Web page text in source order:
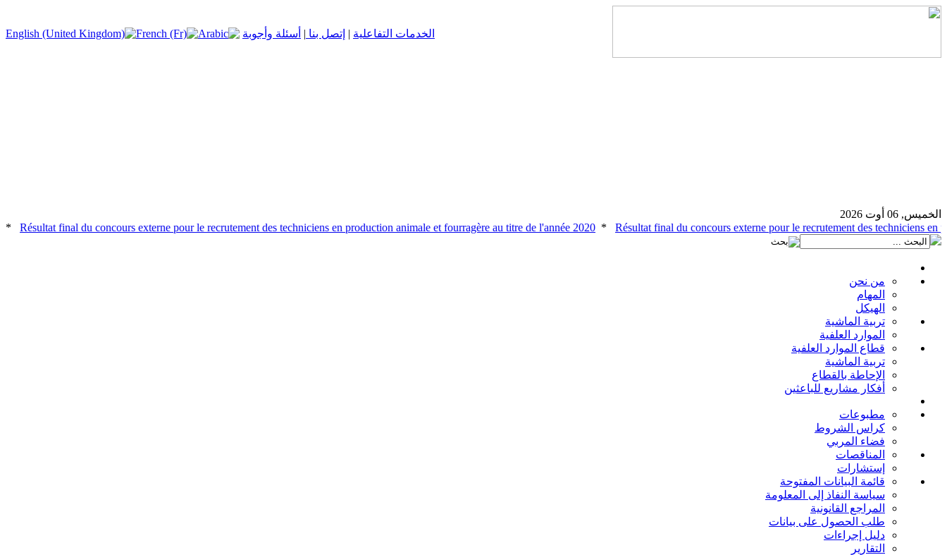
الخدمات التفاعلية | إتصل بنا | أسئلة وأجوبة
الخميس, 06 أوت 2026
Résultat final du concours externe pour le recrutement des techniciens en production animale et fourragère au titre de l'année 2020* Résultat final du concours externe pour le recrutement des techniciens en
من نحن
المهام
الهيكل
تربية الماشية
الموارد العلفية
قطاع الموارد العلفية
تربية الماشية
الإحاطة بالقطاع
أفكار مشاريع للباعثين
مطبوعات
كراس الشروط
فضاء المربي
المناقصات
إستشارات
قائمة البيانات المفتوحة
سياسة النفاذ إلى المعلومة
المراجع القانونية
طلب الحصول على بيانات
دليل إجراءات
التقارير